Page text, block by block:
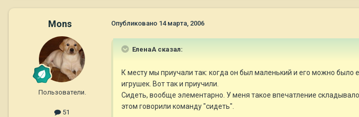
Mons
Пользователи.
51
Опубликовано 14 марта, 2006
ЕленаА сказал:
К месту мы приучали так: когда он был маленький и его можно
игрушек. Вот так и приучили.
Сидеть, вообще элементарно. У меня такое впечатление
этом говорили команду "сидеть".